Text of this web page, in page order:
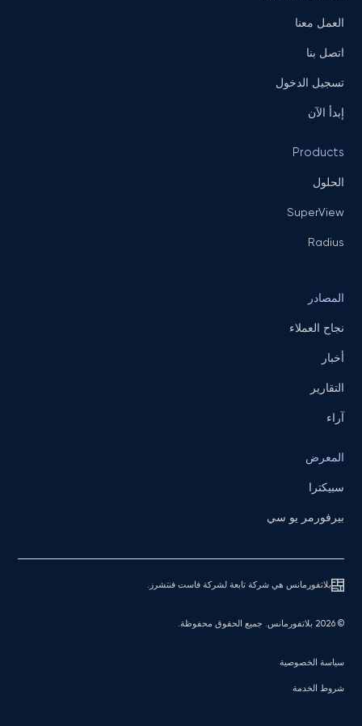
العمل معنا
اتصل بنا
تسجيل الدخول
إبدأ الآن
Products
الحلول
SuperView
Radius
المصادر
نجاح العملاء
أخبار
التقارير
آراء
المعرض
سبيكترا
بيرفورمر يو سي
بلاتفورمانس هي شركة تابعة لشركة فاست فنتشرز.
© 2026 بلاتفورمانس. جميع الحقوق محفوظة.
سياسة الخصوصية
شروط الخدمة